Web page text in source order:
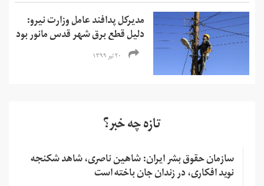
مدیرکل پدافند عامل وزارت نیرو:
دلیل قطع برق شهر قدس مانور بود
۲۰ تیر ۱۳۹۹
تازه چه خبر؟
سازمان حقوق بشر ایران: شاهین ناصری، شاهد شکنجه
نوید افکاری، در زندان جان باخته است